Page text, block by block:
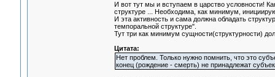
И вот тут мы и вступаем в царство условности!
структуре ... Необходима, как минимум,
И эта активность и сама должна обладать
темпоральной структуре".
Тут три как минимум сущности(структурности)
Цитата:
Нет проблем. Только нужно помнить, что это
конец (рождение - смерть) не принадлежат